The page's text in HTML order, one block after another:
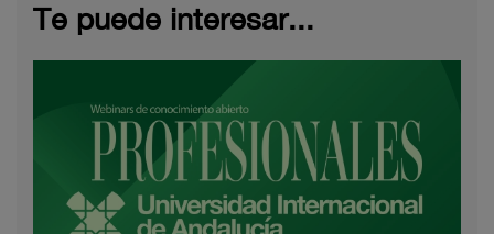
Te puede interesar...